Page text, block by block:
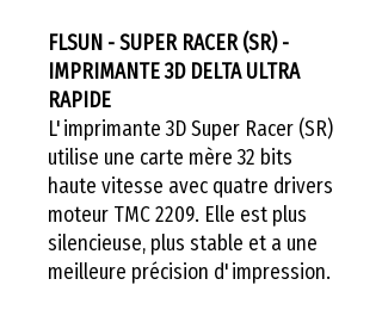
FLSUN - SUPER RACER (SR) -
IMPRIMANTE 3D DELTA ULTRA
RAPIDE
L'imprimante 3D Super Racer (SR)
utilise une carte mère 32 bits
haute vitesse avec quatre drivers
moteur TMC 2209. Elle est plus
silencieuse, plus stable et a une
meilleure précision d'impression.